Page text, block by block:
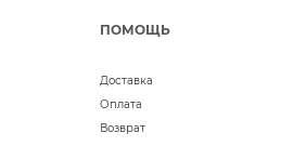
ПОМОЩЬ
Доставка
Оплата
Возврат